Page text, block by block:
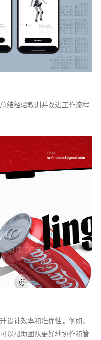
结经验教训并改进工作流程
设计效率和准确性。例如，
以帮助团队更好地协作和管